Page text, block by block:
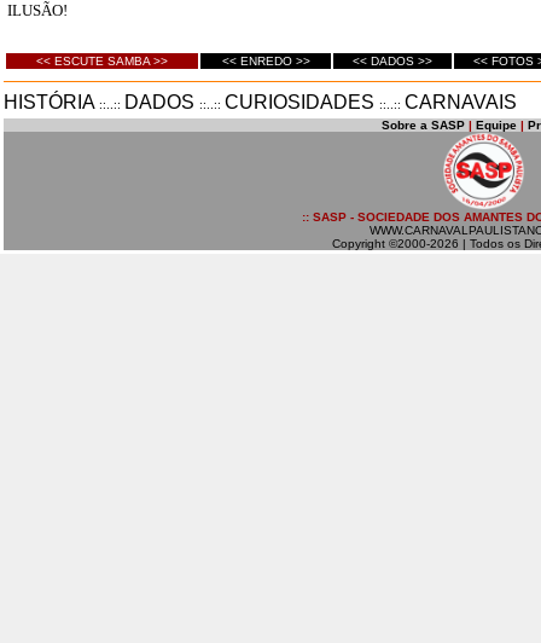
ILUSÃO!
<< ESCUTE SAMBA >> << ENREDO >> << DADOS >> << FOTOS
HISTÓRIA ::..:: DADOS ::..:: CURIOSIDADES ::..:: CARNAVAIS
Sobre a SASP | Equipe |
:: SASP - SOCIEDADE DOS AMANTES
Copyright ©2000-2026 | Todos os